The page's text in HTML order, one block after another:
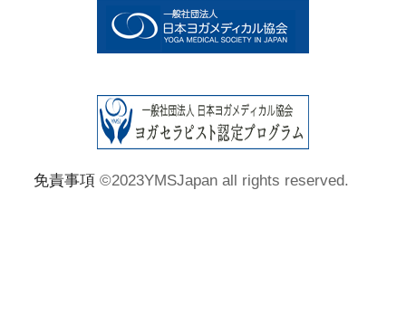
免責事項 ©2023YMSJapan all rights reserved.